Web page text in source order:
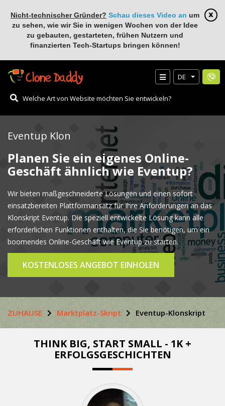
Nicht-technischer Gründer? Schau dieses Video an um
zu sehen, wie wir Sie in wenigen Wochen von der Idee
zu gebauten, gestarteten, frühen Nutzern und
finanzierten Tech-Startups bringen können!
DE
Eventup Klon
Planen Sie ein eigenes Online-
Geschäft ähnlich wie Eventup?
Wir bieten maßgeschneiderte Lösungen und einen sofort
einsatzbereiten Plattformansatz für Ihre Anforderungen an das
Klonskript Eventup. Die speziell entwickelte Lösung kann alle
erforderlichen Funktionen enthalten, die Sie benötigen, um ein
boomendes Online-Geschäft wie Eventup zu starten.
KOSTENLOSES ANGEBOT EINHOLEN
ZUHAUSE Marktplatz-Skript Eventup-Klonskript
THINK BIG, START SMALL - 1K +
ERFOLGSGESCHICHTEN